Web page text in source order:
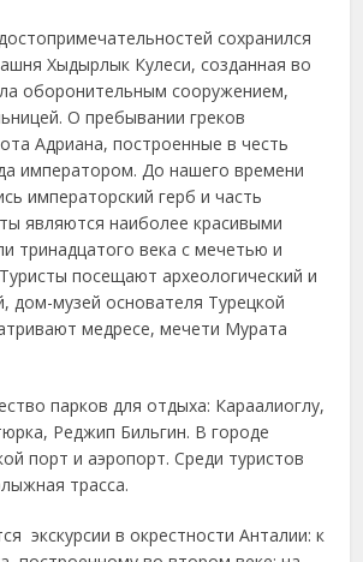
сохранился
Хыдырлык Кулеси, созданная во
оборонительным сооружением,
О пребывании греков
Адриана, построенные в честь
императором. До нашего времени
императорский герб и часть
являются наиболее красивыми
тринадцатого века с мечетью и
посещают археологический и
дом-музей основателя Турецкой
медресе, мечети Мурата
парков для отдыха: Караалиоглу,
Реджип Бильгин. В городе
порт и аэропорт. Среди туристов
трасса.
экскурсии в окрестности Анталии: к